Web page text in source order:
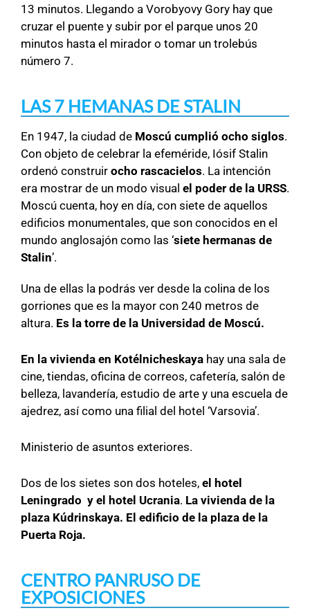
13 minutos. Llegando a Vorobyovy Gory hay que
cruzar el puente y subir por el parque unos 20
minutos hasta el mirador o tomar un trolebús
número 7.
LAS 7 HEMANAS DE STALIN
En 1947, la ciudad de Moscú cumplió ocho siglos.
Con objeto de celebrar la efeméride, Iósif Stalin
ordenó construir ocho rascacielos. La intención
era mostrar de un modo visual el poder de la URSS.
Moscú cuenta, hoy en día, con siete de aquellos
edificios monumentales, que son conocidos en el
mundo anglosajón como las ‘siete hermanas de
Stalin’.
Una de ellas la podrás ver desde la colina de los
gorriones que es la mayor con 240 metros de
altura. Es la torre de la Universidad de Moscú.
En la vivienda en Kotélnicheskaya hay una sala de
cine, tiendas, oficina de correos, cafetería, salón de
belleza, lavandería, estudio de arte y una escuela de
ajedrez, así como una filial del hotel ‘Varsovia’.
Ministerio de asuntos exteriores.
Dos de los sietes son dos hoteles, el hotel
Leningrado y el hotel Ucrania. La vivienda de la
plaza Kúdrinskaya. El edificio de la plaza de la
Puerta Roja.
CENTRO PANRUSO DE
EXPOSICIONES